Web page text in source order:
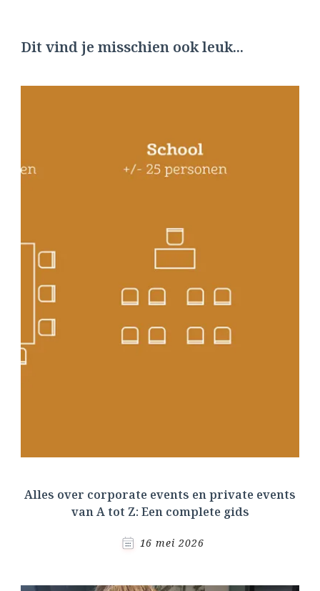
Dit vind je misschien ook leuk...
Alles over corporate events en private events
van A tot Z: Een complete gids
16 mei 2026